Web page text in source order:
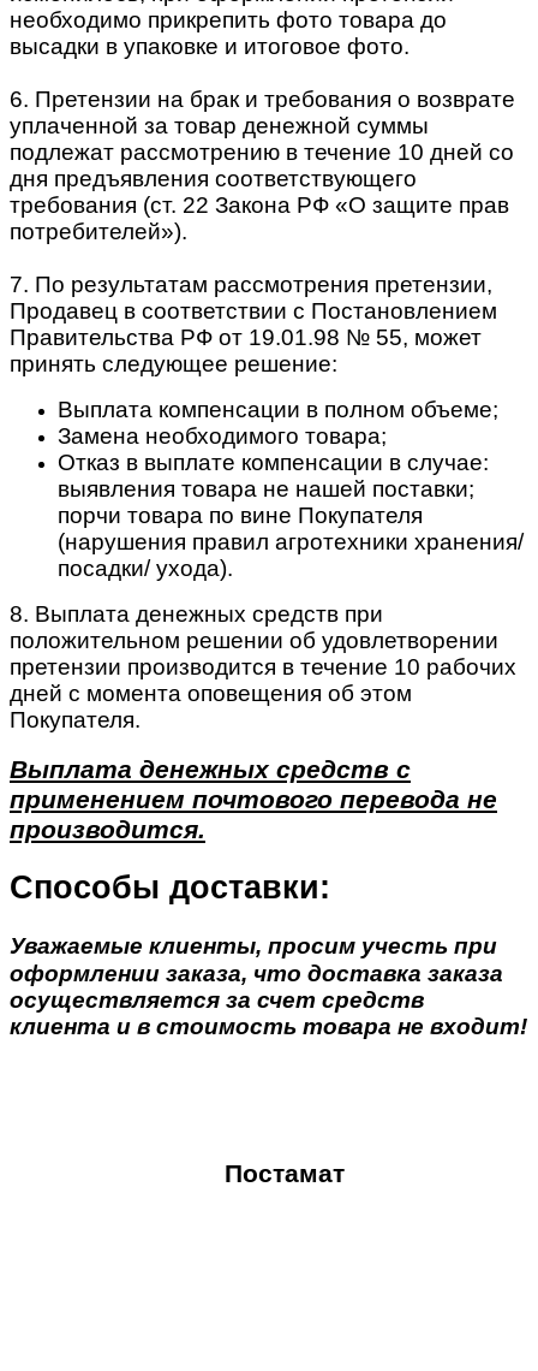
необходимо прикрепить фото товара до
высадки в упаковке и итоговое фото.
6. Претензии на брак и требования о возврате
уплаченной за товар денежной суммы
подлежат рассмотрению в течение 10 дней со
дня предъявления соответствующего
требования (ст. 22 Закона РФ «О защите прав
потребителей»).
7. По результатам рассмотрения претензии,
Продавец в соответствии с Постановлением
Правительства РФ от 19.01.98 № 55, может
принять следующее решение:
Выплата компенсации в полном объеме;
Замена необходимого товара;
Отказ в выплате компенсации в случае:
выявления товара не нашей поставки;
порчи товара по вине Покупателя
(нарушения правил агротехники хранения/
посадки/ ухода).
8. Выплата денежных средств при
положительном решении об удовлетворении
претензии производится в течение 10 рабочих
дней с момента оповещения об этом
Покупателя.
Выплата денежных средств с
применением почтового перевода не
производится.
Способы доставки:
Уважаемые клиенты, просим учесть при
оформлении заказа, что доставка заказа
осуществляется за счет средств
клиента и в стоимость товара не входит!
Постамат